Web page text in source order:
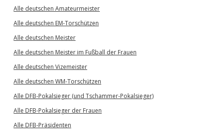
Alle deutschen Amateurmeister
Alle deutschen EM-Torschützen
Alle deutschen Meister
Alle deutschen Meister im Fußball der Frauen
Alle deutschen Vizemeister
Alle deutschen WM-Torschützen
Alle DFB-Pokalsieger (und Tschammer-Pokalsieger)
Alle DFB-Pokalsieger der Frauen
Alle DFB-Präsidenten